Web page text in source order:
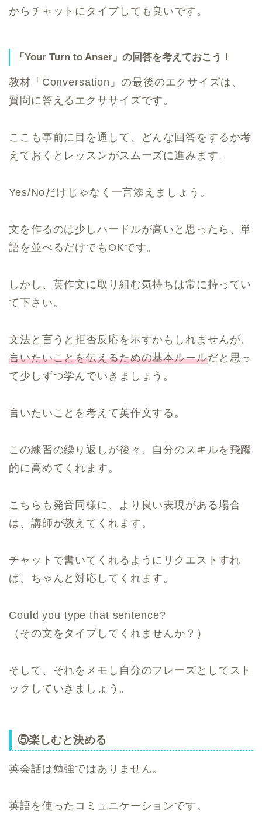
からチャットにタイプしても良いです。
「Your Turn to Anser」の回答を考えておこう！
教材「Conversation」の最後のエクサイズは、
質問に答えるエクササイズです。
ここも事前に目を通して、どんな回答をするか考
えておくとレッスンがスムーズに進みます。
Yes/Noだけじゃなく一言添えましょう。
文を作るのは少しハードルが高いと思ったら、単
語を並べるだけでもOKです。
しかし、英作文に取り組む気持ちは常に持ってい
て下さい。
文法と言うと拒否反応を示すかもしれませんが、
言いたいことを伝えるための基本ルールだと思っ
て少しずつ学んでいきましょう。
言いたいことを考えて英作文する。
この練習の繰り返しが後々、自分のスキルを飛躍
的に高めてくれます。
こちらも発音同様に、より良い表現がある場合
は、講師が教えてくれます。
チャットで書いてくれるようにリクエストすれ
ば、ちゃんと対応してくれます。
Could you type that sentence?
（その文をタイプしてくれませんか？）
そして、それをメモし自分のフレーズとしてスト
ックしていきましょう。
⑤楽しむと決める
英会話は勉強ではありません。
英語を使ったコミュニケーションです。